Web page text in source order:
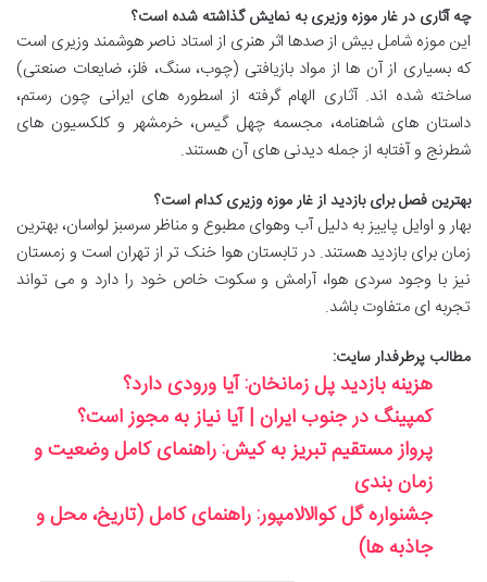
چه آثاری در غار موزه وزیری به نمایش گذاشته شده است؟
این موزه شامل بیش از صدها اثر هنری از استاد ناصر هوشمند وزیری است
که بسیاری از آن ها از مواد بازیافتی (چوب، سنگ، فلز، ضایعات صنعتی)
ساخته شده اند. آثاری الهام گرفته از اسطوره های ایرانی چون رستم،
داستان های شاهنامه، مجسمه چهل گیس، خرمشهر و کلکسیون های
شطرنج و آفتابه از جمله دیدنی های آن هستند.
بهترین فصل برای بازدید از غار موزه وزیری کدام است؟
بهار و اوایل پاییز به دلیل آب وهوای مطبوع و مناظر سرسبز لواسان، بهترین
زمان برای بازدید هستند. در تابستان هوا خنک تر از تهران است و زمستان
نیز با وجود سردی هوا، آرامش و سکوت خاص خود را دارد و می تواند
تجربه ای متفاوت باشد.
مطالب پرطرفدار سایت:
هزینه بازدید پل زمانخان: آیا ورودی دارد؟
کمپینگ در جنوب ایران | آیا نیاز به مجوز است؟
پرواز مستقیم تبریز به کیش: راهنمای کامل وضعیت و
زمان بندی
جشنواره گل کوالالامپور: راهنمای کامل (تاریخ، محل و
جاذبه ها)